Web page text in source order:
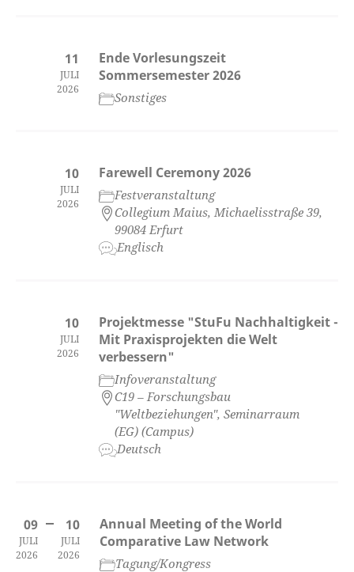
11
JULI
2026
Ende Vorlesungszeit
Sommersemester 2026
Sonstiges
10
JULI
2026
Farewell Ceremony 2026
Festveranstaltung
Collegium Maius, Michaelisstraße 39,
99084 Erfurt
Englisch
10
JULI
2026
Projektmesse "StuFu Nachhaltigkeit -
Mit Praxisprojekten die Welt
verbessern"
Infoveranstaltung
C19 – Forschungsbau
"Weltbeziehungen", Seminarraum
(EG) (Campus)
Deutsch
09
JULI
2026
10
JULI
2026
Annual Meeting of the World
Comparative Law Network
Tagung/Kongress